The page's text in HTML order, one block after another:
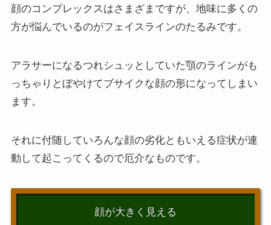
顔のコンプレックスはさまざまですが、地味に多くの
方が悩んでいるのがフェイスラインのたるみです。
アラサーになるつれシュッとしていた顎のラインがも
っちゃりとぼやけてブサイクな顔の形になってしまい
ます。
それに付随していろんな顔の劣化ともいえる症状が連
動して起こってくるので厄介なものです。
顔が大きく見える